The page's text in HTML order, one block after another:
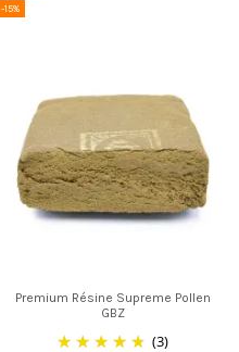
-15%
Premium Résine Supreme Pollen
GBZ
(3)